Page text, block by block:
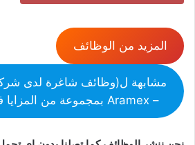
المزيد من الوظائف
مشابهة ل(وظائف شاغرة لدى
– Aramex بمجموعة من المزايا في عمان الأردن)